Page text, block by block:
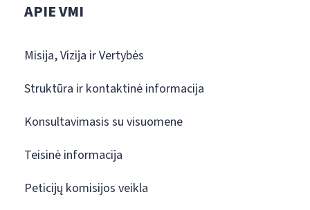
APIE VMI
Misija, Vizija ir Vertybės
Struktūra ir kontaktinė informacija
Konsultavimasis su visuomene
Teisinė informacija
Peticijų komisijos veikla